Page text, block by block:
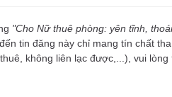
"Cho Nữ thuê phòng: yên tĩnh,
tin đăng này chỉ mang tín chất
không liên lạc được,...), vui lòng